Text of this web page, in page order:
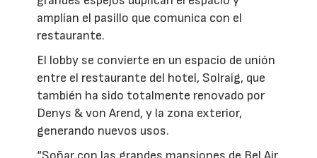
amplían el pasillo que comunica con el
restaurante.
El lobby se convierte en un espacio de unión
entre el restaurante del hotel, Solraig, que
también ha sido totalmente renovado por
Denys & von Arend, y la zona exterior,
generando nuevos usos.